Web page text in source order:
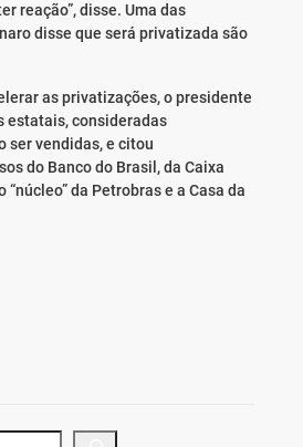
reação”, disse. Uma das
disse que será privatizada são
as privatizações, o presidente
estatais, consideradas
ser vendidas, e citou
do Banco do Brasil, da Caixa
“núcleo” da Petrobras e a Casa da